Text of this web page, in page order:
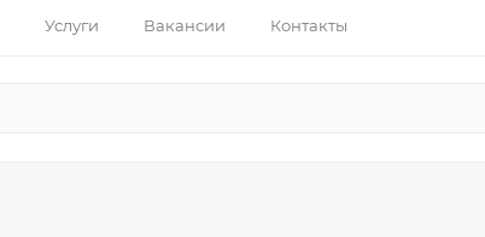
Услуги Вакансии Контакты